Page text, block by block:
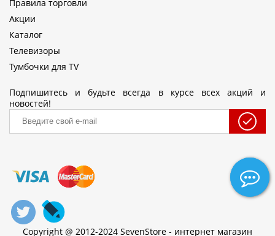
Правила торговли
Акции
Каталог
Телевизоры
Тумбочки для TV
Подпишитесь и будьте всегда в курсе всех акций и
новостей!
Copyright @ 2012-2024 SevenStore - интернет магазин